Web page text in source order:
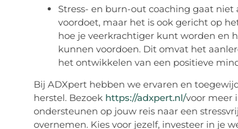
Stress- en burn-out coaching gaat
voordoet, maar het is ook gericht op
hoe je veerkrachtiger kunt worden en
kunnen voordoen. Dit omvat het
het ontwikkelen van een positieve
Bij ADXpert hebben we ervaren en
herstel. Bezoek https://adxpert.nl/voor meer
ondersteunen op jouw reis naar een
overnemen. Kies voor jezelf, investeer in je